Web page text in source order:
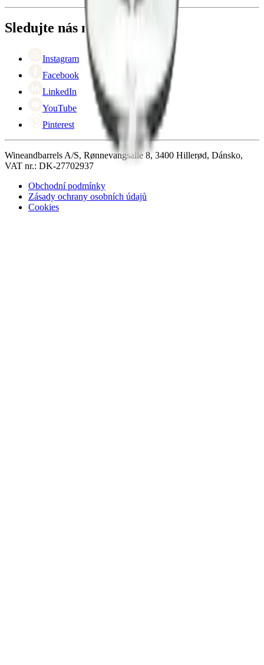
Vrácení
+44 (0) 3308 081634
Kontaktní osoby
Black Friday
Singles Day
Cyber Monday
Sledujte nás na
Instagram
Facebook
LinkedIn
YouTube
Pinterest
Wineandbarrels A/S, Rønnevangsalle 8, 3400 Hillerød, Dánsko,
VAT nr.: DK-27702937
Obchodní podmínky
Zásady ochrany osobních údajů
Cookies